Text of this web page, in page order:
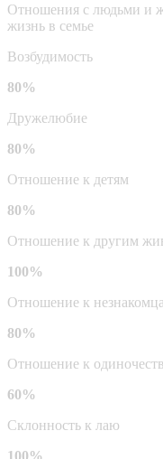
Отношения с людьми и
жизнь в семье
Возбудимость
80%
Дружелюбие
80%
Отношение к детям
80%
Отношение к другим
100%
Отношение к
80%
Отношение к
60%
Склонность к лаю
100%